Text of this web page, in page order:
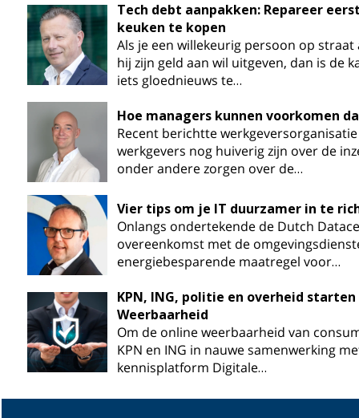
Tech debt aanpakken: Repareer
keuken te kopen
Als je een willekeurig persoon op
hij zijn geld aan wil uitgeven, dan is de
iets gloednieuws te…
Hoe managers kunnen voorkomen
Recent berichtte
werkgevers nog huiverig zijn over de
onder andere zorgen over de…
Vier tips om je IT duurzamer in te
Onlangs ondertekende de Dutch
overeenkomst met de
energiebesparende maatregel voor…
KPN, ING, politie en overheid
Weerbaarheid
Om de online weerbaarheid van
KPN en ING in nauwe samenwerking
kennisplatform Digitale…